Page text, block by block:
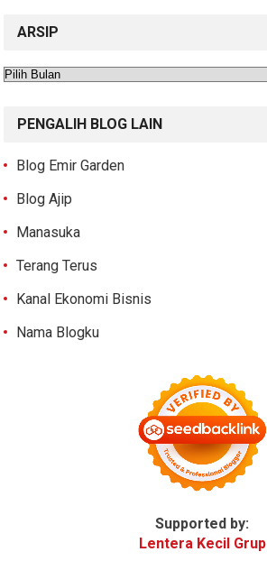
ARSIP
Arsip
PENGALIH BLOG LAIN
Blog Emir Garden
Blog Ajip
Manasuka
Terang Terus
Kanal Ekonomi Bisnis
Nama Blogku
Supported by:
Lentera Kecil Grup